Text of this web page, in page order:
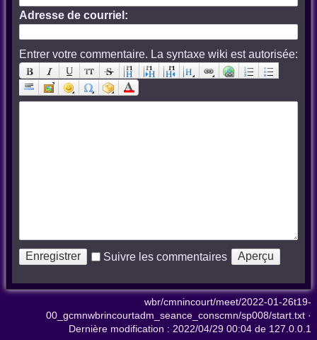
Adresse de courriel:
Entrer votre commentaire. La syntaxe wiki est autorisée:
Suivre les commentaires
wbr/cmnincourt/meet/2022-01-26t19-
00_gcmnwbrincourtadm_seance_conscmn/sp008/start.txt ·
Dernière modification : 2022/04/29 00:04 de 127.0.0.1